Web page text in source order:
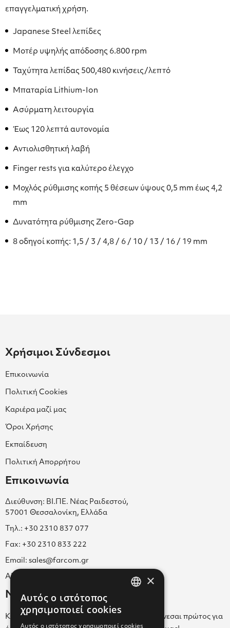
επαγγελματική χρήση.
Japanese Steel λεπίδες
Μοτέρ υψηλής απόδοσης 6.800 rpm
Ταχύτητα λεπίδας 500,480 κινήσεις/λεπτό
Μπαταρία Lithium-Ion
Ασύρματη λειτουργία
Έως 120 λεπτά αυτονομία
Αντιολισθητική λαβή
Finger rests για καλύτερο έλεγχο
Μοχλός ρύθμισης κοπής 5 θέσεων ύψους 0,5 mm έως 4,2
mm
Δυνατότητα ρύθμισης Zero-Gap
8 οδηγoί κοπής: 1,5 / 3 / 4,8 / 6 / 10 / 13 / 16 / 19 mm
Χρήσιμοι Σύνδεσμοι
Επικοινωνία
Πολιτική Cookies
Καριέρα μαζί μας
Όροι Χρήσης
Εκπαίδευση
Πολιτική Απορρήτου
Επικοινωνία
Διεύθυνση: ΒΙ.ΠΕ. Νέας Ραιδεστού,
57001 Θεσσαλονίκη, Ελλάδα
Τηλ.: +30 2310 837 077
Fax: +30 2310 833 222
Email: sales@farcom.gr
ΑΡ.Γ.Ε.ΜΗ. 038365205000
Newsletter
Κάνε εγγραφή στο Newsletter για να ενημερώνεσαι πρώτος για
×
Αυτός ο ιστότοπος
χρησιμοποιεί cookies
Αυτός ο ιστότοπος χρησιμοποιεί cookies